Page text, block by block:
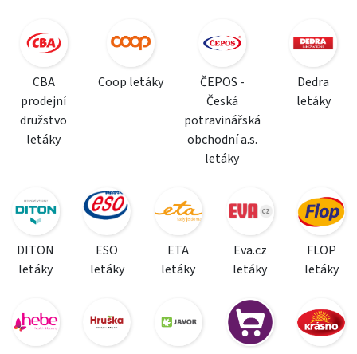
CBA
prodejní
družstvo
letáky
Coop letáky
ČEPOS -
Česká
potravinářská
obchodní a.s.
letáky
Dedra
letáky
DITON
letáky
ESO
letáky
ETA
letáky
Eva.cz
letáky
FLOP
letáky